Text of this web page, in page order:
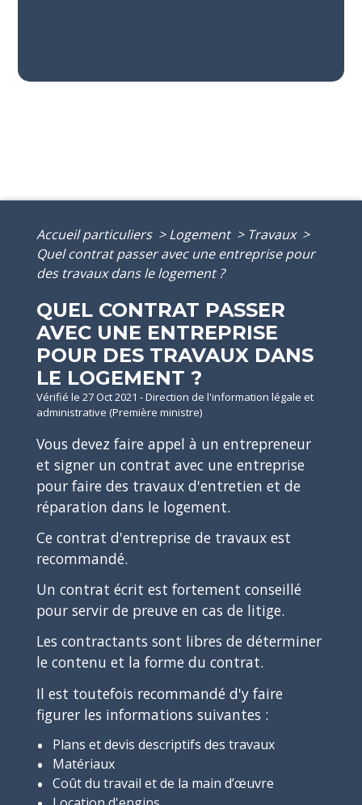
Accueil particuliers > Logement > Travaux >
Quel contrat passer avec une entreprise pour
des travaux dans le logement ?
QUEL CONTRAT PASSER
AVEC UNE ENTREPRISE
POUR DES TRAVAUX DANS
LE LOGEMENT ?
Vérifié le 27 Oct 2021 - Direction de l'information légale et
administrative (Première ministre)
Vous devez faire appel à un entrepreneur
et signer un contrat avec une entreprise
pour faire des travaux d'entretien et de
réparation dans le logement.
Ce contrat d'entreprise de travaux est
recommandé.
Un contrat écrit est fortement conseillé
pour servir de preuve en cas de litige.
Les contractants sont libres de déterminer
le contenu et la forme du contrat.
Il est toutefois recommandé d'y faire
figurer les informations suivantes :
Plans et devis descriptifs des travaux
Matériaux
Coût du travail et de la main d’œuvre